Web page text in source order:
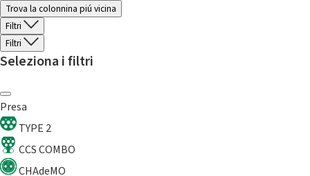
Trova la colonnina piú vicina
Filtri
Filtri
Seleziona i filtri
Presa
TYPE 2
CCS COMBO
CHAdeMO